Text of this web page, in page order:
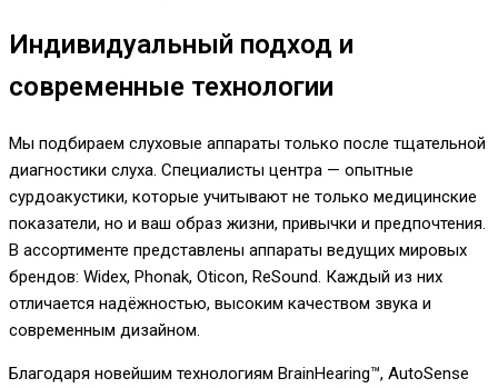
Индивидуальный подход и
современные технологии
Мы подбираем слуховые аппараты только после тщательной
диагностики слуха. Специалисты центра — опытные
сурдоакустики, которые учитывают не только медицинские
показатели, но и ваш образ жизни, привычки и предпочтения.
В ассортименте представлены аппараты ведущих мировых
брендов: Widex, Phonak, Oticon, ReSound. Каждый из них
отличается надёжностью, высоким качеством звука и
современным дизайном.
Благодаря новейшим технологиям BrainHearing™, AutoSense